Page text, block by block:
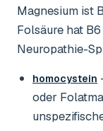
Magnesium ist
Folsäure hat
Neuropathie-
homocystein
oder